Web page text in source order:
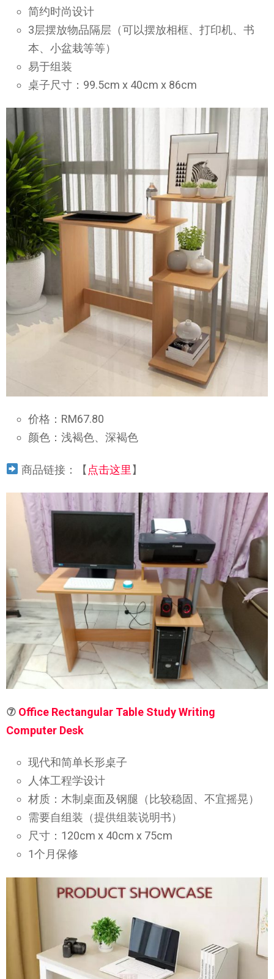
简约时尚设计
3层摆放物品隔层（可以摆放相框、打印机、书
本、小盆栽等等）
易于组装
桌子尺寸：99.5cm x 40cm x 86cm
价格：RM67.80
颜色：浅褐色、深褐色
商品链接：【点击这里】
⑦ Office Rectangular Table Study Writing
Computer Desk
现代和简单长形桌子
人体工程学设计
材质：木制桌面及钢腿（比较稳固、不宜摇晃）
需要自组装（提供组装说明书）
尺寸：120cm x 40cm x 75cm
1个月保修